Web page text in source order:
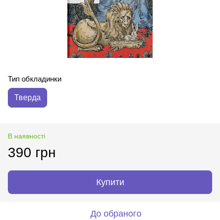
Тип обкладинки
Тверда
В наявності
390 грн
Купити
До обраного